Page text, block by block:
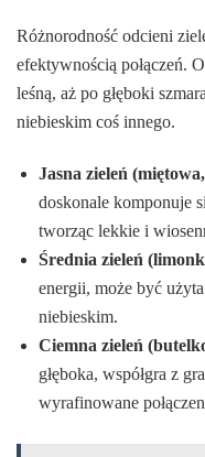
Różnorodność odcieni
efektywnością połączeń.
leśną, aż po głęboki
niebieskim coś innego.
Jasna zieleń
doskonale komponuje
tworząc lekkie i
Średnia zieleń
energii, może być
niebieskim.
Ciemna zieleń
głęboka, współgra z
wyrafinowane